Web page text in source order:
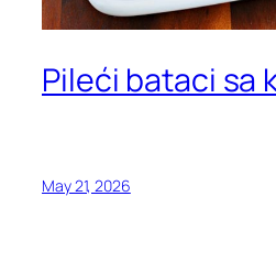
Pileći bataci sa
May 21, 2026